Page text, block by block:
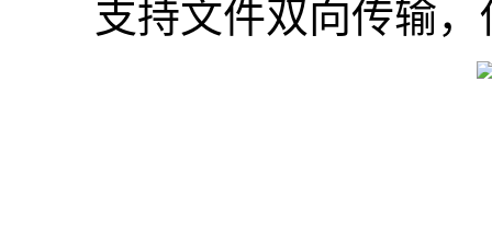
支持文件双向传输，